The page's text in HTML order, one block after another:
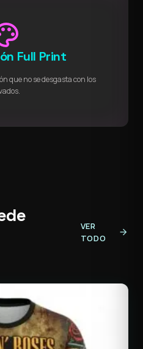
Full Print
que no se desgasta con los
VER
TODO
arrow_forward